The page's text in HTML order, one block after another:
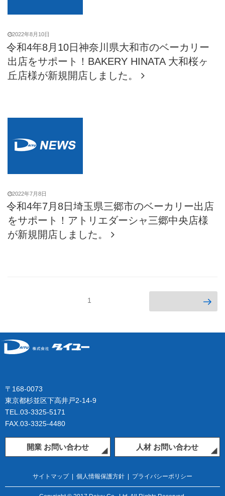
2022年8月10日
令和4年8月10日神奈川県大和市のベーカリー
出店をサポート！BAKERY HINATA 大和桜ヶ
丘店様が新規開店しました。
2022年7月8日
令和4年7月8日埼玉県三郷市のベーカリー出店
をサポート！アトリエダーシャ三郷中央店様
が新規開店しました。
ー
ジ
送
1
〒168-0073
東京都杉並区下高井戸2-14-9
TEL.03-3325-5171
FAX.03-3325-4480
開業 お問い合わせ 人材 お問い合わせ
サイトマップ| 個人情報保護方針 プライバシーポリシー